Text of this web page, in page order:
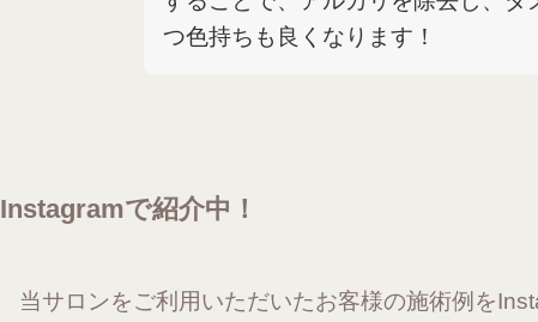
つ色持ちも良くなります！
Instagramで紹介中！
当サロンをご利用いただいたお客様の施術例を